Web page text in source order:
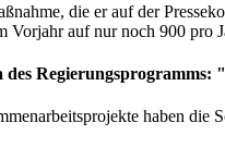
die er auf der
Vorjahr auf nur noch 900 pro
des
haben